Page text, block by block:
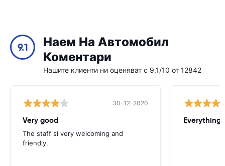
9.1
Наем На Автомобил
Коментари
Нашите клиенти ни оценяват с 9.1/10 от 12842
30-12-2020
Very good
The staff si very welcoming and
friendly.
Everything